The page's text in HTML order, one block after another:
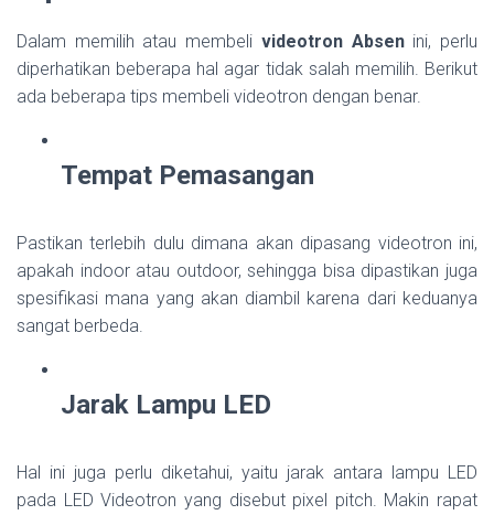
Dalam memilih atau membeli videotron Absenini, perlu
diperhatikan beberapa hal agar tidak salah memilih. Berikut
ada beberapa tips membeli videotron dengan benar.
Tempat Pemasangan
Pastikan terlebih dulu dimana akan dipasang videotron ini,
apakah indoor atau outdoor, sehingga bisa dipastikan juga
spesifikasi mana yang akan diambil karena dari keduanya
sangat berbeda.
Jarak Lampu LED
Hal ini juga perlu diketahui, yaitu jarak antara lampu LED
pada LED Videotron yang disebut pixel pitch. Makin rapat